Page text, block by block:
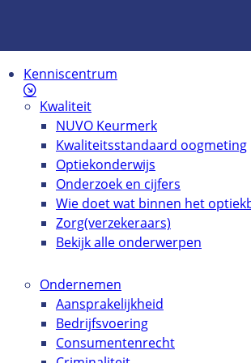
Kenniscentrum
Kwaliteit
NUVO Keurmerk
Kwaliteitsstandaard oogmeting
Optiekonderwijs
Onderzoek en cijfers
Wie doet wat binnen het
Zorg(verzekeraars)
Bekijk alle onderwerpen
Ondernemen
Aansprakelijkheid
Bedrijfsvoering
Consumentenrecht